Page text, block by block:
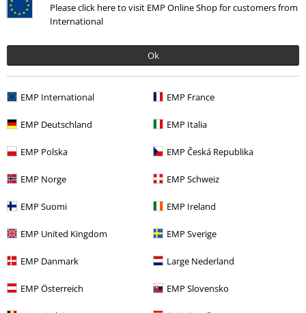
Please click here to visit EMP Online Shop for customers from
International
Ok
EMP International EMP France
EMP Deutschland EMP Italia
EMP Polska EMP Česká Republika
EMP Norge EMP Schweiz
EMP Suomi EMP Ireland
EMP United Kingdom EMP Sverige
EMP Danmark Large Nederland
EMP Österreich EMP Slovensko